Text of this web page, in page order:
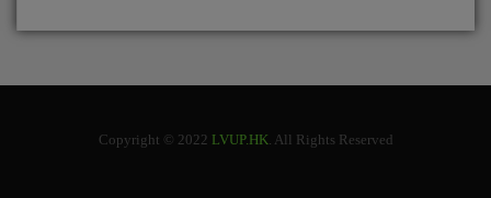
Copyright © 2022 LVUP.HK . All Rights Reserved